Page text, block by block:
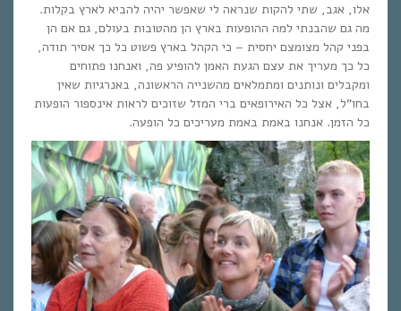
אלו, אגב, שתי להקות שנראה לי שאפשר יהיה להביא לארץ בקלות.
מה גם שהבנתי למה ההופעות בארץ הן מהטובות בעולם, גם אם הן
בפני קהל מצומצם יחסית – כי הקהל בארץ פשוט כל כך אסיר תודה,
כל כך מעריך את עצם הגעת האמן להופיע פה, ואנחנו פתוחים
ומקבלים ונותנים ומתמלאים מהשנייה הראשונה, באנרגיות שאין
בחו”ל, אצל כל האירופאים ברי המזל שזוכים לראות אינספור הופעות
כל הזמן. אנחנו באמת באמת מעריכים כל הופעה.